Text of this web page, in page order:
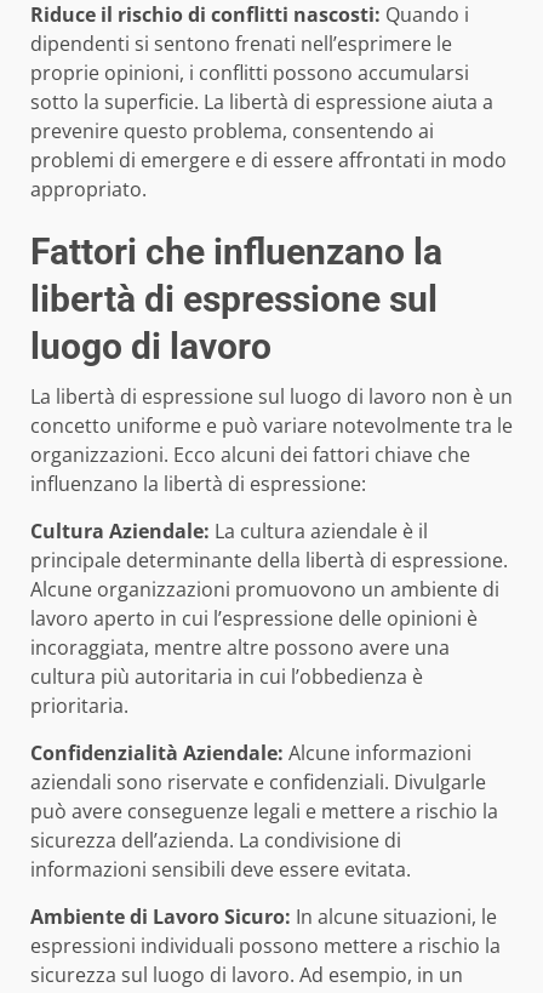
Riduce il rischio di conflitti nascosti: Quando i
dipendenti si sentono frenati nell’esprimere le
proprie opinioni, i conflitti possono accumularsi
sotto la superficie. La libertà di espressione aiuta a
prevenire questo problema, consentendo ai
problemi di emergere e di essere affrontati in modo
appropriato.
Fattori che influenzano la
libertà di espressione sul
luogo di lavoro
La libertà di espressione sul luogo di lavoro non è un
concetto uniforme e può variare notevolmente tra le
organizzazioni. Ecco alcuni dei fattori chiave che
influenzano la libertà di espressione:
Cultura Aziendale: La cultura aziendale è il
principale determinante della libertà di espressione.
Alcune organizzazioni promuovono un ambiente di
lavoro aperto in cui l’espressione delle opinioni è
incoraggiata, mentre altre possono avere una
cultura più autoritaria in cui l’obbedienza è
prioritaria.
Confidenzialità Aziendale: Alcune informazioni
aziendali sono riservate e confidenziali. Divulgarle
può avere conseguenze legali e mettere a rischio la
sicurezza dell’azienda. La condivisione di
informazioni sensibili deve essere evitata.
Ambiente di Lavoro Sicuro: In alcune situazioni, le
espressioni individuali possono mettere a rischio la
sicurezza sul luogo di lavoro. Ad esempio, in un